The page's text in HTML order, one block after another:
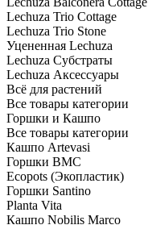
Lechuza Trio Cottage
Lechuza Trio Stone
Уцененная Lechuza
Lechuza Субстраты
Lechuza Аксессуары
Всё для растений
Все товары категории
Горшки и Кашпо
Все товары категории
Кашпо Artevasi
Горшки BMC
Ecopots (Экопластик)
Горшки Santino
Planta Vita
Кашпо Nobilis Marco